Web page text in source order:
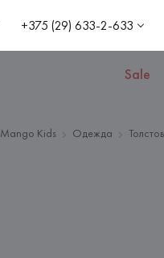
+375 (29) 633-2-633
Sale
Mango Kids Одежда